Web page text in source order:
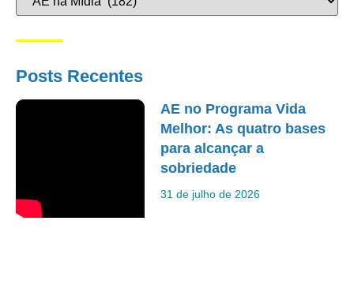
Posts Recentes
AE no Programa Vida
Melhor: As quatro bases
para alcançar a
sobriedade
31 de julho de 2026